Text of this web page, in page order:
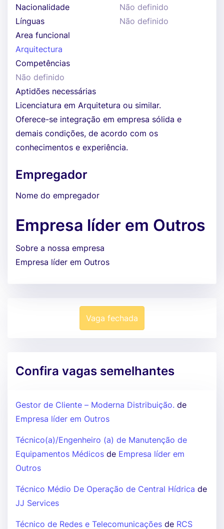
Nacionalidade
Não definido
Línguas
Não definido
Area funcional
Arquitectura
Competências
Não definido
Aptidões necessárias
Licenciatura em Arquitetura ou similar.
Oferece-se integração em empresa sólida e
demais condições, de acordo com os
conhecimentos e experiência.
Empregador
Nome do empregador
Empresa líder em Outros
Sobre a nossa empresa
Empresa líder em Outros
Vaga fechada
Confira vagas semelhantes
Gestor de Cliente – Moderna Distribuição. de
Empresa líder em Outros
Técnico(a)/Engenheiro (a) de Manutenção de
Equipamentos Médicos de Empresa líder em
Outros
Técnico Médio De Operação de Central Hídrica de
JJ Services
Técnico de Redes e Telecomunicações de RCS